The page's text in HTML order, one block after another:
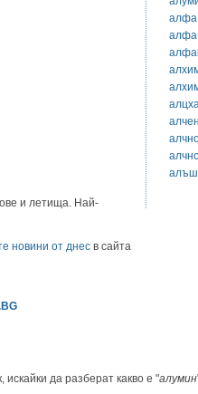
и летища. Най-
новини от днес в сайта
алфа
алчен
да разберат какво е "алумин